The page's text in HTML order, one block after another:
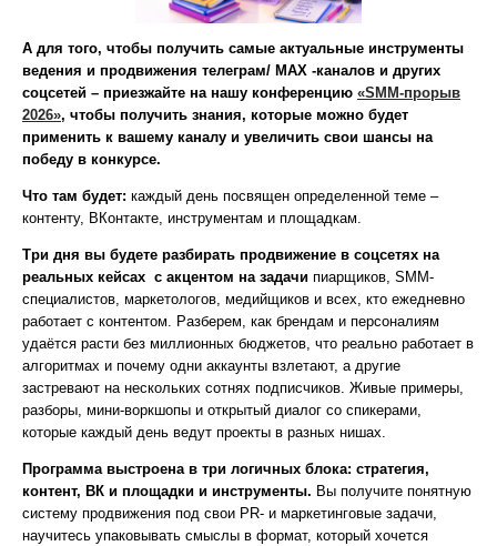
А для того, чтобы получить самые актуальные инструменты
ведения и продвижения телеграм/ МАХ -каналов и других
соцсетей – приезжайте на нашу конференцию «SMM-прорыв
2026», чтобы получить знания, которые можно будет
применить к вашему каналу и увеличить свои шансы на
победу в конкурсе.
Что там будет: каждый день посвящен определенной теме –
контенту, ВКонтакте, инструментам и площадкам.
Три дня вы будете разбирать продвижение в соцсетях на
реальных кейсах с акцентом на задачи пиарщиков, SMM-
специалистов, маркетологов, медийщиков и всех, кто ежедневно
работает с контентом. Разберем, как брендам и персоналиям
удаётся расти без миллионных бюджетов, что реально работает в
алгоритмах и почему одни аккаунты взлетают, а другие
застревают на нескольких сотнях подписчиков. Живые примеры,
разборы, мини‑воркшопы и открытый диалог со спикерами,
которые каждый день ведут проекты в разных нишах.
Программа выстроена в три логичных блока: стратегия,
контент, ВК и площадки и инструменты. Вы получите понятную
систему продвижения под свои PR‑ и маркетинговые задачи,
научитесь упаковывать смыслы в формат, который хочется